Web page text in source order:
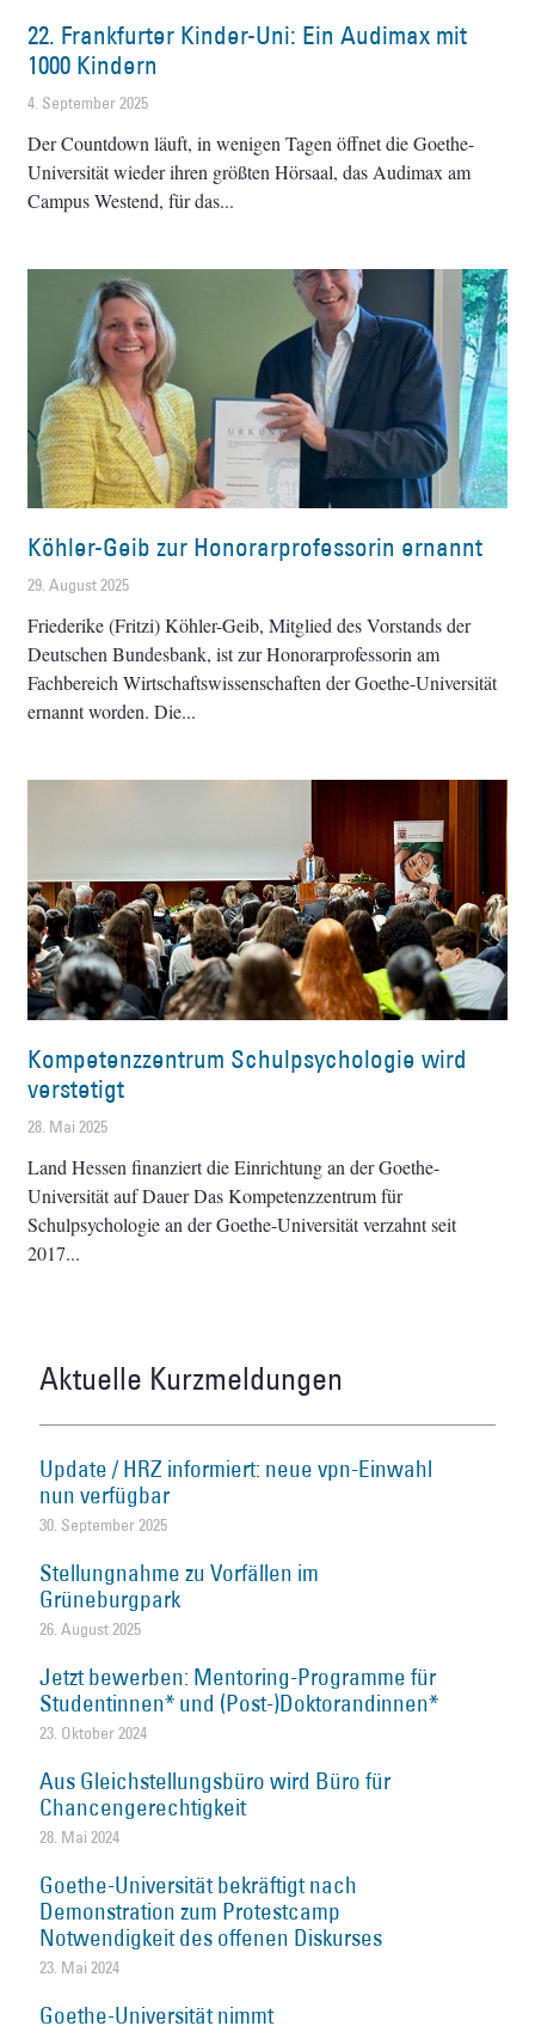
22. Frankfurter Kinder-Uni: Ein Audimax mit
1000 Kindern
4. September 2025
Der Countdown läuft, in wenigen Tagen öffnet die Goethe-
Universität wieder ihren größten Hörsaal, das Audimax am
Campus Westend, für das
Köhler-Geib zur Honorarprofessorin ernannt
29. August 2025
Friederike (Fritzi) Köhler-Geib, Mitglied des Vorstands der
Deutschen Bundesbank, ist zur Honorarprofessorin am
Fachbereich Wirtschaftswissenschaften der Goethe-Universität
ernannt worden. Die
Kompetenzzentrum Schulpsychologie wird
verstetigt
28. Mai 2025
Land Hessen finanziert die Einrichtung an der Goethe-
Universität auf Dauer Das Kompetenzzentrum für
Schulpsychologie an der Goethe-Universität verzahnt seit
2017
Aktuelle Kurzmeldungen
Update / HRZ informiert: neue vpn-Einwahl
nun verfügbar
30. September 2025
Stellungnahme zu Vorfällen im
Grüneburgpark
26. August 2025
Jetzt bewerben: Mentoring-Programme für
Studentinnen* und (Post-)Doktorandinnen*
23. Oktober 2024
Aus Gleichstellungsbüro wird Büro für
Chancengerechtigkeit
28. Mai 2024
Goethe-Universität bekräftigt nach
Demonstration zum Protestcamp
Notwendigkeit des offenen Diskurses
23. Mai 2024
Goethe-Universität nimmt